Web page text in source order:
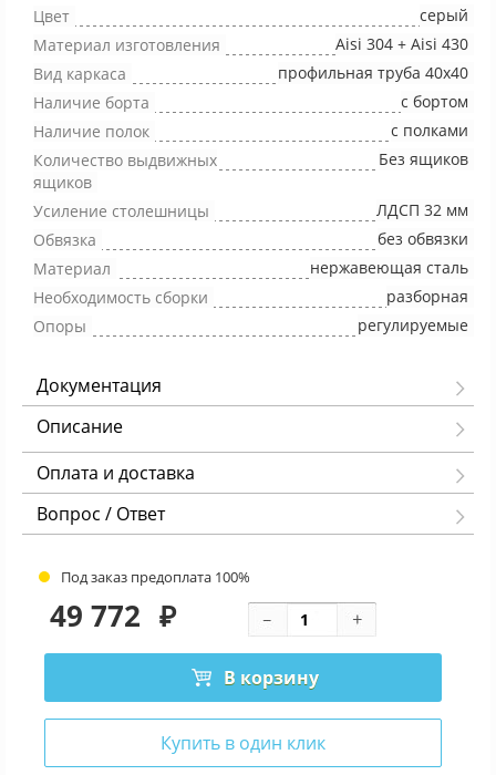
Цвет
серый
Материал изготовления
Aisi 304 + Aisi 430
Вид каркаса
профильная труба 40х40
Наличие борта
с бортом
Наличие полок
с полками
Количество выдвижных
ящиков
Без ящиков
Усиление столешницы
ЛДСП 32 мм
Обвязка
без обвязки
Материал
нержавеющая сталь
Необходимость сборки
разборная
Опоры
регулируемые
Документация
Описание
Оплата и доставка
Вопрос / Ответ
Под заказ предоплата 100%
49 772 ₽
В корзину
Купить в один клик